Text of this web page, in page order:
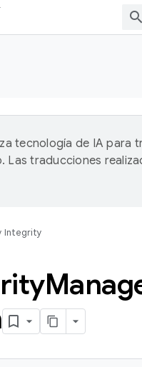
tecnología de IA para
traducciones
Integrity